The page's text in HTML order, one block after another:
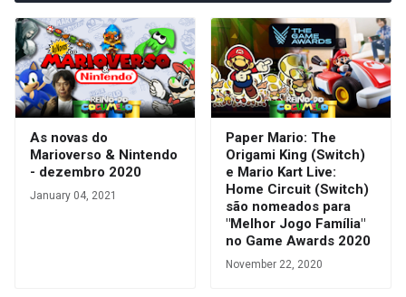
As novas do
Marioverso & Nintendo
- dezembro 2020
January 04, 2021
Paper Mario: The
Origami King (Switch)
e Mario Kart Live:
Home Circuit (Switch)
são nomeados para
"Melhor Jogo Família"
no Game Awards 2020
November 22, 2020